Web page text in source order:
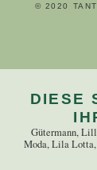
© 2020
DIESE
Gütermann,
Moda, Lila Lotta,